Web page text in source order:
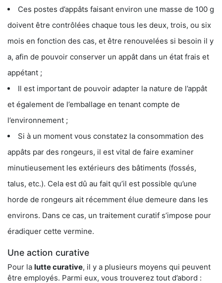
Ces postes d’appâts faisant environ une masse de 100 g
doivent être contrôlées chaque tous les deux, trois, ou six
mois en fonction des cas, et être renouvelées si besoin il y
a, afin de pouvoir conserver un appât dans un état frais et
appétant ;
Il est important de pouvoir adapter la nature de l’appât
et également de l’emballage en tenant compte de
l’environnement ;
Si à un moment vous constatez la consommation des
appâts par des rongeurs, il est vital de faire examiner
minutieusement les extérieurs des bâtiments (fossés,
talus, etc.). Cela est dû au fait qu’il est possible qu’une
horde de rongeurs ait récemment élue demeure dans les
environs. Dans ce cas, un traitement curatif s’impose pour
éradiquer cette vermine.
Une action curative
Pour la lutte curative, il y a plusieurs moyens qui peuvent
être employés. Parmi eux, vous trouverez tout d’abord :